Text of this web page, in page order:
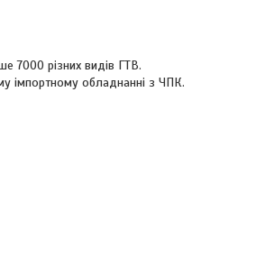
7000 різних видів ГТВ.
імпортному обладнанні з ЧПК.